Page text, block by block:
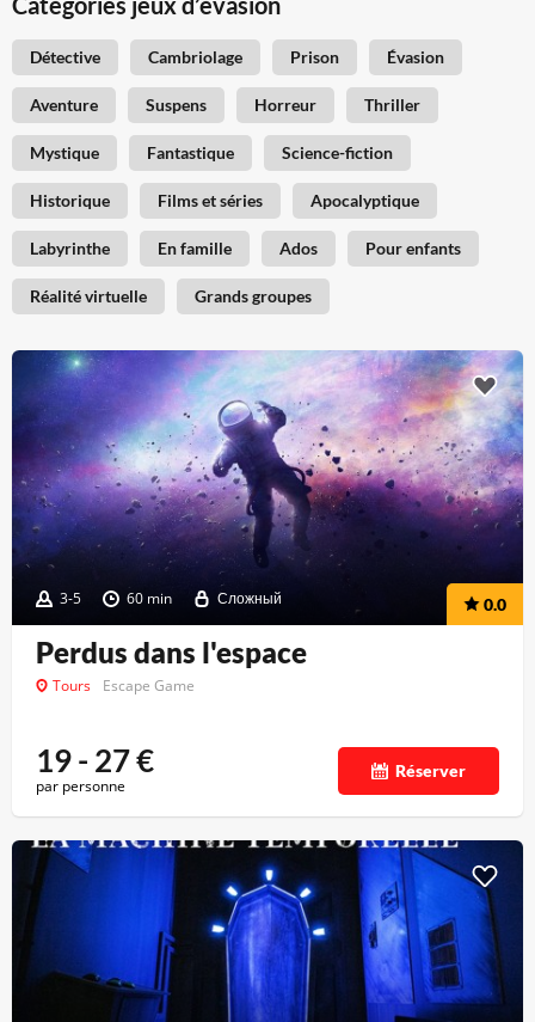
Détective Cambriolage Prison Évasion
Aventure Suspens Horreur Thriller
Mystique Fantastique Science-fiction
Historique Films et séries Apocalyptique
Labyrinthe En famille Ados Pour enfants
Réalité virtuelle Grands groupes
3-5 60 min Сложный 0.0
Perdus dans l'espace
Tours Escape Game
19 - 27€
par personne
Réserver